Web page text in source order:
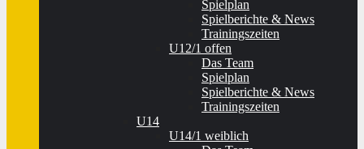
Spielplan
Spielberichte & News
Trainingszeiten
U12/1 offen
Das Team
Spielplan
Spielberichte & News
Trainingszeiten
U14
U14/1 weiblich